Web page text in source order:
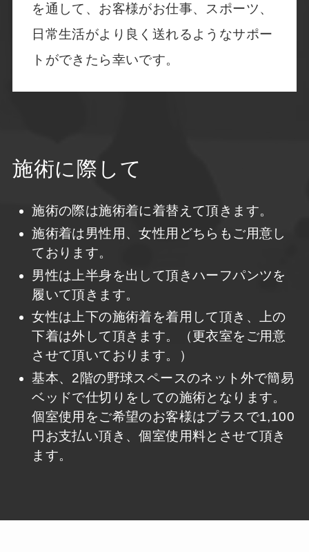
を通して、お客様がお仕事、スポーツ、
日常生活がより良く送れるようなサポー
トができたら幸いです。
施術に際して
施術の際は施術着に着替えて頂きます。
施術着は男性用、女性用どちらもご用意し
ております。
男性は上半身を出して頂きハーフパンツを
履いて頂きます。
女性は上下の施術着を着用して頂き、上の
下着は外して頂きます。（更衣室をご用意
させて頂いております。）
基本、2階の野球スペースのネット外で簡易
ベッドで仕切りをしての施術となります。
個室使用をご希望のお客様はプラスで1,100
円お支払い頂き、個室使用料とさせて頂き
ます。